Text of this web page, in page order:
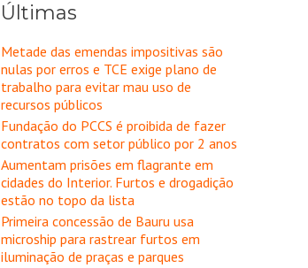
Últimas
Metade das emendas impositivas são
nulas por erros e TCE exige plano de
trabalho para evitar mau uso de
recursos públicos
Fundação do PCCS é proibida de fazer
contratos com setor público por 2 anos
Aumentam prisões em flagrante em
cidades do Interior. Furtos e drogadição
estão no topo da lista
Primeira concessão de Bauru usa
microship para rastrear furtos em
iluminação de praças e parques